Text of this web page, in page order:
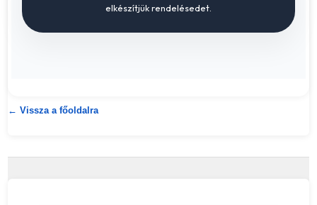
elkészítjük rendelésedet.
← Vissza a főoldalra